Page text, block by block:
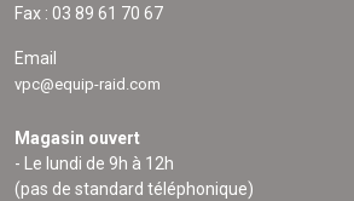
Fax : 03 89 61 70 67
Email
vpc@equip-raid.com
Magasin ouvert
- Le lundi de 9h à 12h
(pas de standard téléphonique)